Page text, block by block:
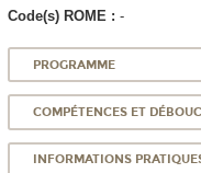
Code(s) ROME : -
PROGRAMME
COMPÉTENCES ET
INFORMATIONS